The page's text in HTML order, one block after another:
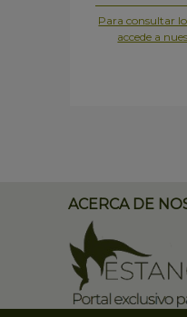
Para consultar
accede a
ACERCA DE